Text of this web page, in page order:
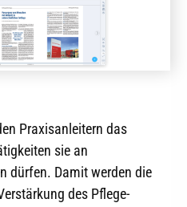
Praxisanleitern das
sie an
dürfen. Damit werden die
des Pflege-